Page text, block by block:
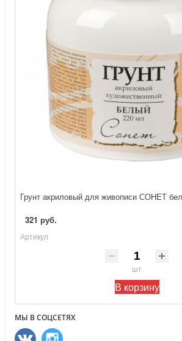
Грунт акриловый для живописи СОНЕТ
321 руб.
Артикул
шт
В корзину
МЫ В СОЦСЕТЯХ